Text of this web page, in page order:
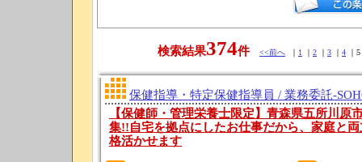
検索結果374件 <<前へ ｜ 1 ｜ 2 ｜ 3 ｜ 4 ｜
保健指導・特定保健指導員 / 業務委託-
【保健師・管理栄養士限定】青森県五所川原
集!!自宅を拠点にしたお仕事だから、家庭と
格活かせます